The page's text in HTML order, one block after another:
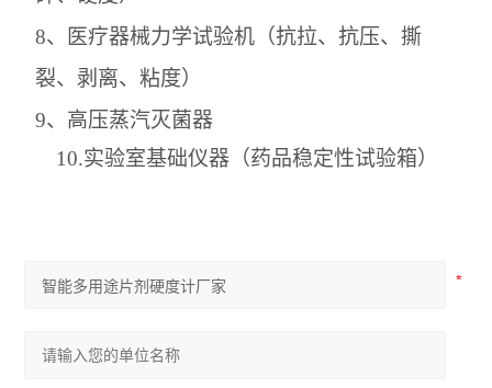
8、医疗器械力学试验机（抗拉、抗压、撕
裂、剥离、粘度）
9、高压蒸汽灭菌器
10.实验室基础仪器（药品稳定性试验箱）